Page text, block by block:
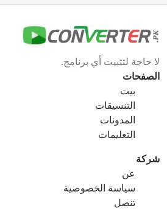
gif محول
gif ل bmp
gif ل ico
gif ل png
gif ل tga
ico ل bmp
لا حاجة لتثبيت أي برنامج.
الصفحات
بيت
التنسيقات
المدونات
التعليمات
شركة
عن
سياسة الخصوصية
تنصل